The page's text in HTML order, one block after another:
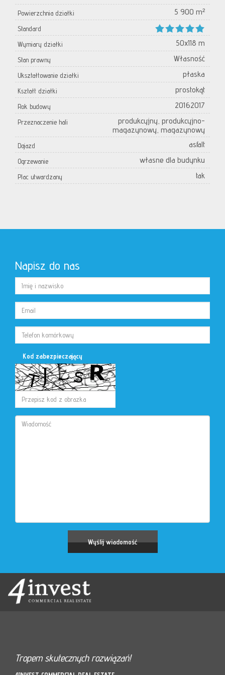
Powierzchnia działki 5 900 m²
Standard
Wymiary działki
50x118 m
Stan prawny Własność
Ukształtowanie działki płaska
Kształt działki prostokąt
Rok budowy 20162017
Przeznaczenie hali
produkcyjny, produkcyjno-
magazynowy, magazynowy
Dojazd asfalt
Ogrzewanie własne dla budynku
Plac utwardzany tak
Napisz do nas
Kod zabezpieczający
Tropem skutecznych rozwiązań!